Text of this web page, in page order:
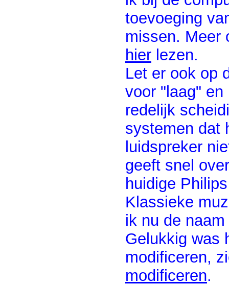
toevoeging
missen. Meer
hier lezen.
Let er ook op
voor "laag"
redelijk
systemen dat
luidspreker
geeft snel
huidige
Klassieke
ik nu de
Gelukkig was
modificeren,
modificeren.